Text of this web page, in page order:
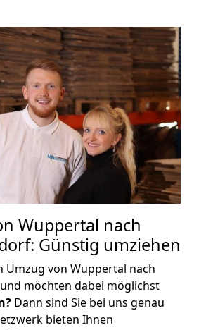
Wuppertal nach
Günstig umziehen
Umzug von Wuppertal nach
möchten dabei möglichst
Dann sind Sie bei uns genau
bieten Ihnen